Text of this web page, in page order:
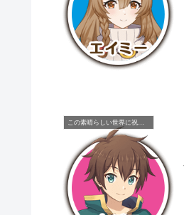
この素晴らしい世界に祝福を！